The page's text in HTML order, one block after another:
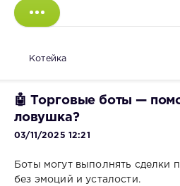
Котейка
🤖 Торговые боты —
ловушка?
03/11/2025 12:21
Боты могут выполнять сделки
без эмоций и усталости.